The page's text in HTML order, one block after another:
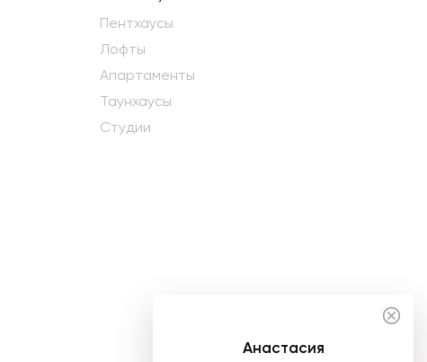
Пентхаусы
Лофты
Апартаменты
Таунхаусы
Студии
Анастасия